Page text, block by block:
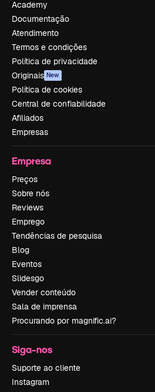
Academy
Documentação
Atendimento
Termos e condições
Política de privacidade
Originais New
Política de cookies
Central de confiabilidade
Afiliados
Empresas
Empresa
Preços
Sobre nós
Reviews
Emprego
Tendências de pesquisa
Blog
Eventos
Slidesgo
Vender conteúdo
Sala de imprensa
Procurando por magnific.ai?
Siga-nos
Suporte ao cliente
Instagram